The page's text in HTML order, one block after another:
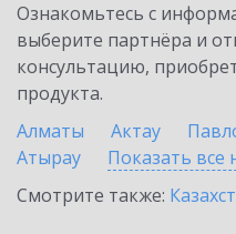
Ознакомьтесь с
выберите партнёра и
консультацию,
продукта.
Алматы
Актау
Атырау
Показать все
Смотрите также: